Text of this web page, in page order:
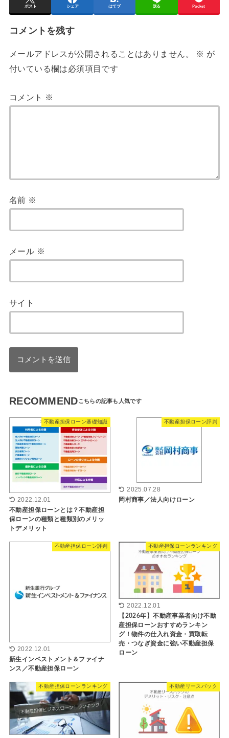
ポスト シェア はてブ 送る Pocket
コメントを残す
メールアドレスが公開されることはありません。 ※ が
付いている欄は必須項目です
コメント ※
名前 ※
メール ※
サイト
RECOMMEND
不動産担保ローン基礎知識
2022.12.01
不動産担保ローンとは？不動産担
保ローンの種類と種類別のメリッ
トデメリット
不動産担保ローン評判
2025.07.28
岡村商事／法人向けローン
不動産担保ローン評判
2022.12.01
新生インベストメント＆ファイナ
ンス／不動産担保ローン
不動産担保ローンランキング
2022.12.01
【2026年】不動産事業者向け不動
産担保ローンおすすめランキン
グ！物件の仕入れ資金・買取転
売・つなぎ資金に強い不動産担保
ローン
不動産担保ローンランキング 不動産リースバック